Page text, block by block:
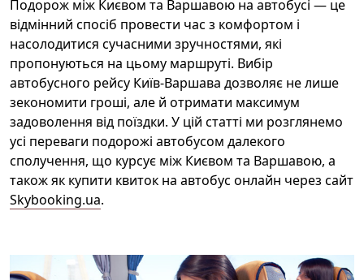
Подорож між Києвом та Варшавою на автобусі — це
відмінний спосіб провести час з комфортом і
насолодитися сучасними зручностями, які
пропонуються на цьому маршруті. Вибір
автобусного рейсу Київ-Варшава дозволяє не лише
зекономити гроші, але й отримати максимум
задоволення від поїздки. У цій статті ми розглянемо
усі переваги подорожі автобусом далекого
сполучення, що курсує між Києвом та Варшавою, а
також як купити квиток на автобус онлайн через сайт
Skybooking.ua.